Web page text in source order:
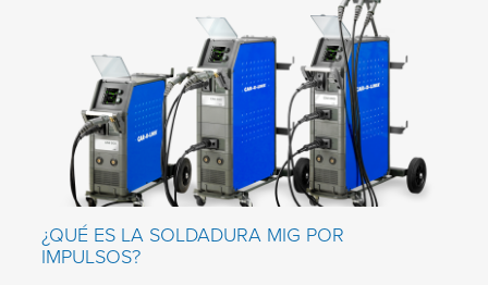
¿QUÉ ES LA SOLDADURA MIG POR
IMPULSOS?